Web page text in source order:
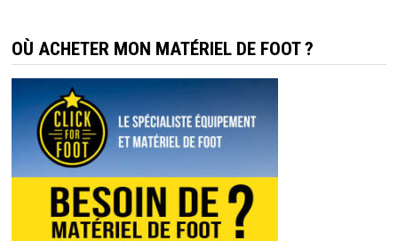
OÙ ACHETER MON MATÉRIEL DE FOOT ?